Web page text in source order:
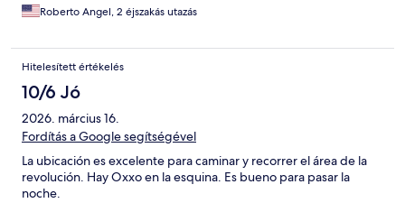
Roberto Angel, 2 éjszakás utazás
Hitelesített értékelés
10/6 Jó
2026. március 16.
Fordítás a Google segítségével
La ubicación es excelente para caminar y recorrer el área de la
revolución. Hay Oxxo en la esquina. Es bueno para pasar la
noche.